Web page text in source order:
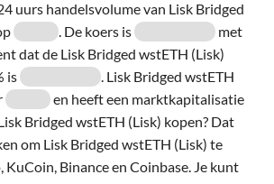
uurs handelsvolume van Lisk Bridged
. De koers is
met
dat de Lisk Bridged wstETH (Lisk)
is
. Lisk Bridged wstETH
en heeft een marktkapitalisatie
Bridged wstETH (Lisk) kopen? Dat
om Lisk Bridged wstETH (Lisk) te
KuCoin, Binance en Coinbase. Je kunt